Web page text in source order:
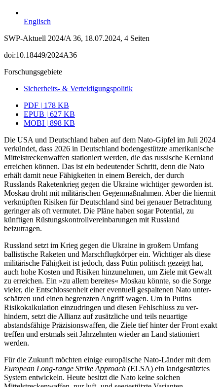
Englisch
SWP-Aktuell 2024/A 36, 18.07.2024, 4 Seiten
doi:10.18449/2024A36
Forschungsgebiete
Sicherheits- & Verteidigungspolitik
PDF | 178 KB
EPUB | 627 KB
MOBI | 898 KB
Die USA und Deutschland haben auf dem Nato-Gipfel im Juli 2024
verkündet, dass 2026 in Deutschland bodengestützte amerikanische
Mittelstreckenwaffen stationiert werden, die das russische Kernland
erreichen können. Das ist ein bedeutender Schritt, denn die Nato
erhält damit neue Fähigkeiten in einem Bereich, der durch
Russlands Raketenkrieg gegen die Ukraine wichtiger geworden ist.
Moskau droht mit militärischen Gegenmaßnahmen. Aber die hiermit
verknüpften Risiken für Deutschland sind bei genauer Betrachtung
geringer als oft vermutet. Die Pläne haben sogar Potential, zu
künftigen Rüstungskontrollvereinbarungen mit Russland
beizutragen.
Russland setzt im Krieg gegen die Ukraine in großem Umfang
ballistische Raketen und Marschflugkörper ein. Wichtiger als diese
militärische Fähigkeit ist jedoch, dass Putin politisch gezeigt hat,
auch hohe Kosten und Risiken hinzunehmen, um Ziele mit Gewalt
zu erreichen. Ein »zu allem bereites« Moskau könnte, so die Sorge
vieler, die Entschlossen­heit einer eventuell gespalte­nen Nato unter­
schätzen und einen begrenz­ten Angriff wagen. Um in Putins
Risikokalkulation ein­zudringen und diesen Fehlschluss zu ver­
hindern, setzt die Allianz auf zusätzliche und teils neuartige
abstands­fähige Präzi­sionswaffen, die Ziele tief hinter der Front exakt
treffen und erstmals seit Jahr­zehnten wieder an Land stationiert
werden.
Für die Zukunft möchten einige europäische Nato-Länder mit dem
European Long-range Strike Approach (ELSA) ein landgestütz­tes
System entwickeln. Heute besitzt die Nato keine solchen